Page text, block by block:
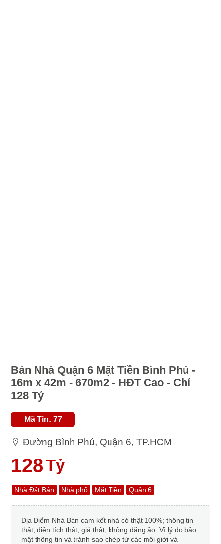
Bán Nhà Quận 6 Mặt Tiền Bình Phú -
16m x 42m - 670m2 - HĐT Cao - Chỉ
128 Tỷ
Mã Tin: 77
Đường Bình Phú, Quận 6, TP.HCM
128Tỷ
Nhà Đất Bán Nhà phố Mặt Tiền Quận 6
Địa Điểm Nhà Bán cam kết nhà có thật 100%; thông tin
thật; diện tích thật; giá thật; không đăng ảo. Vì lý do bảo
mật thông tin và tránh sao chép từ các môi giới và